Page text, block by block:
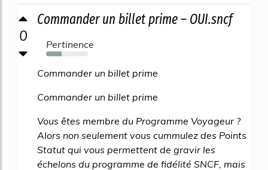
0
Commander un billet prime – OUI.sncf
Pertinence
37%
Commander un billet prime
Commander un billet prime
Vous êtes membre du Programme Voyageur ?
Alors non seulement vous cummulez des Points
Statut qui vous permettent de gravir les
échelons du programme de fidélité SNCF, mais